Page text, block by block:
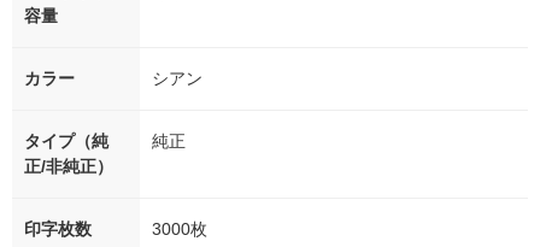
容量
カラー シアン
タイプ（純
正/非純正）
純正
印字枚数 3000枚